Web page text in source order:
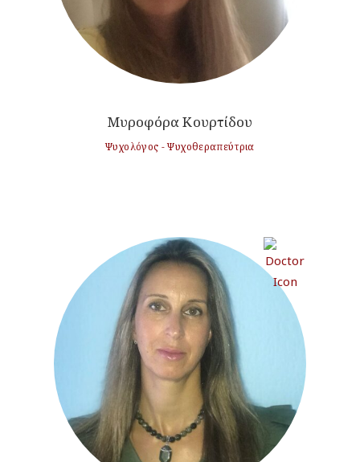
Μυροφόρα Κουρτίδου
Ψυχολόγος - Ψυχοθεραπεύτρια